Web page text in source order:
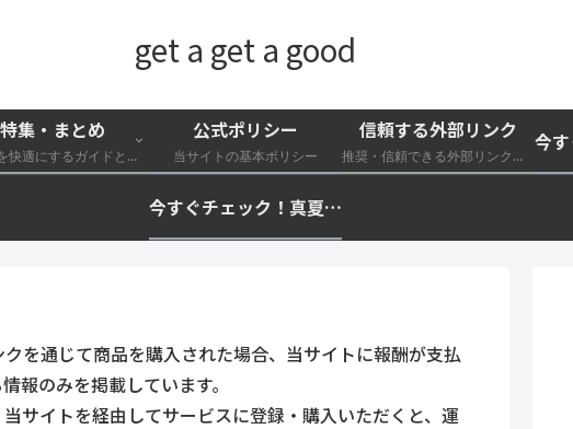
get a get a good
特集・まとめ
外遊びを快適にするガイドと特集一覧
公式ポリシー
当サイトの基本ポリシー
信頼する外部リンク
推奨・信頼できる外部リンク一覧
今すぐチェック！真夏の猛暑・冷却・保冷快適化計画｜外遊び・キャンプ・車中泊の暑さ対策を総まとめ☀️🧊🏕️
を通じて商品を購入された場合、当サイトに報酬が支払
報のみを掲載しています。
サイトを経由してサービスに登録・購入いただくと、運